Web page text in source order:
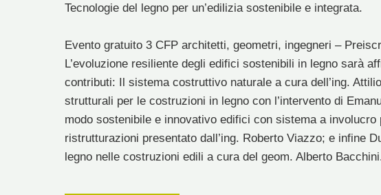
Tecnologie del legno per un’edilizia sostenibile e integrata.
Evento gratuito 3 CFP architetti, geometri, ingegneri –
L’evoluzione resiliente degli edifici sostenibili in legno sarà
contributi: Il sistema costruttivo naturale a cura dell’ing.
strutturali per le costruzioni in legno con l’intervento di
modo sostenibile e innovativo edifici con sistema a
ristrutturazioni presentato dall’ing. Roberto Viazzo; e infine
legno nelle costruzioni edili a cura del geom. Alberto